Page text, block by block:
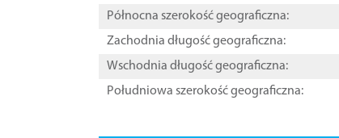
Północna szerokość geograficzna:
Zachodnia długość geograficzna:
Wschodnia długość geograficzna:
Południowa szerokość geograficzna: